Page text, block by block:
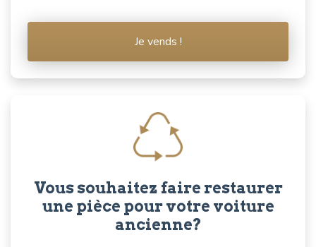
Je vends !
Vous souhaitez faire restaurer
une pièce pour votre voiture
ancienne?